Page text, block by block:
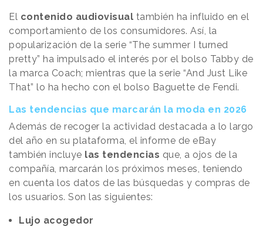
El contenido audiovisual también ha influido en el
comportamiento de los consumidores. Así, la
popularización de la serie “The summer I turned
pretty” ha impulsado el interés por el bolso Tabby de
la marca Coach; mientras que la serie “And Just Like
That” lo ha hecho con el bolso Baguette de Fendi.
Las tendencias que marcarán la moda en 2026
Además de recoger la actividad destacada a lo largo
del año en su plataforma, el informe de eBay
también incluye las tendencias que, a ojos de la
compañía, marcarán los próximos meses, teniendo
en cuenta los datos de las búsquedas y compras de
los usuarios. Son las siguientes:
Lujo acogedor